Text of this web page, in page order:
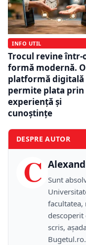
INFO UTIL
Trocul revine într-
formă modernă. O
platformă digitală
permite plata prin
experiență și
cunoștințe
DESPRE AUTOR
C
Sunt
facultatea,
scris,